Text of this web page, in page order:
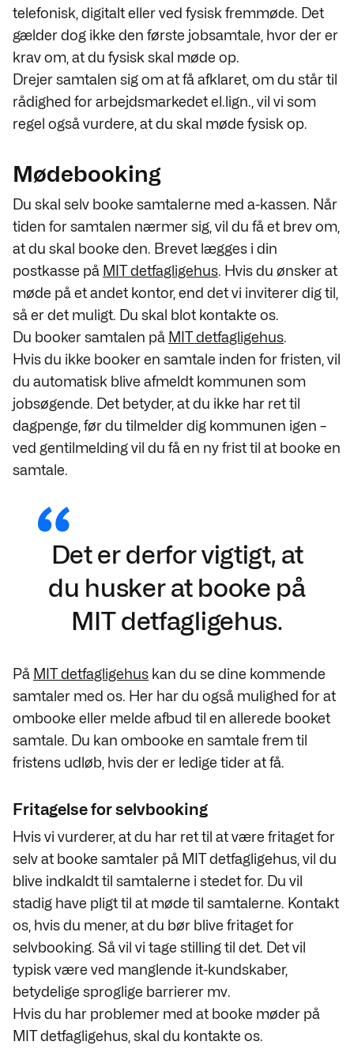
telefonisk, digitalt eller ved fysisk fremmøde. Det
gælder dog ikke den første jobsamtale, hvor der er
krav om, at du fysisk skal møde op.
Drejer samtalen sig om at få afklaret, om du står til
rådighed for arbejdsmarkedet el.lign., vil vi som
regel også vurdere, at du skal møde fysisk op.
Mødebooking
Du skal selv booke samtalerne med a-kassen. Når
tiden for samtalen nærmer sig, vil du få et brev om,
at du skal booke den. Brevet lægges i din
postkasse på MIT detfagligehus. Hvis du ønsker at
møde på et andet kontor, end det vi inviterer dig til,
så er det muligt. Du skal blot kontakte os.
Du booker samtalen på MIT detfagligehus.
Hvis du ikke booker en samtale inden for fristen, vil
du automatisk blive afmeldt kommunen som
jobsøgende. Det betyder, at du ikke har ret til
dagpenge, før du tilmelder dig kommunen igen –
ved gentilmelding vil du få en ny frist til at booke en
samtale.
Det er derfor vigtigt, at
du husker at booke på
MIT detfagligehus.
På MIT detfagligehus kan du se dine kommende
samtaler med os. Her har du også mulighed for at
ombooke eller melde afbud til en allerede booket
samtale. Du kan ombooke en samtale frem til
fristens udløb, hvis der er ledige tider at få.
Fritagelse for selvbooking
Hvis vi vurderer, at du har ret til at være fritaget for
selv at booke samtaler på MIT detfagligehus, vil du
blive indkaldt til samtalerne i stedet for. Du vil
stadig have pligt til at møde til samtalerne. Kontakt
os, hvis du mener, at du bør blive fritaget for
selvbooking. Så vil vi tage stilling til det. Det vil
typisk være ved manglende it-kundskaber,
betydelige sproglige barrierer mv.
Hvis du har problemer med at booke møder på
MIT detfagligehus, skal du kontakte os.